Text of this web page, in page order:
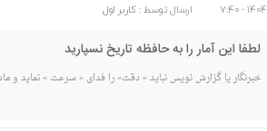
ارسال توسط :کاربر اول
لطفا این آمار را به حافظه تاریخ نسپارید
خبرنگار یا گزارش نویس نباید « دقت» را فدای « سرعت » نماید و